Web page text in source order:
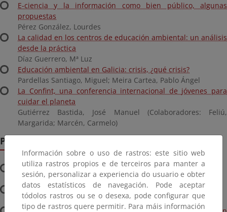
E-ciencia y la información como bien público, algunas
propuestas
Pérez González, Lourdes
La calidad en los centros de educación ambiental: un análisis
desde la práctica
Díaz Guerrero, Mª Luz
Educación ambiental en Galicia: crisis, ¿qué crisis?
Pardellas Santiago, Miguel; Meira Cartea, Pablo Ángel
La Confint, una conferencia internacional de jóvenes para
cuidar el planeta
Gutiérrez Bastida, José Manuel (Colaboradores: Feliú,
Margarida; Marcén, Carmelo)
Publicados en 2011
Red Canaria de Centros Educativos para la Sostenibilidad
Velázquez Rodríguez, Silvia M.
Coloquio sobre educación ambiental. 40 años después
Cano Muñoz, Luis
Información sobre o uso de rastros: este sitio web
utiliza rastros propios e de terceiros para manter a
sesión, personalizar a experiencia do usuario e obter
datos estatísticos de navegación. Pode aceptar
tódolos rastros ou se o desexa, pode configurar que
tipo de rastros quere permitir. Para máis información